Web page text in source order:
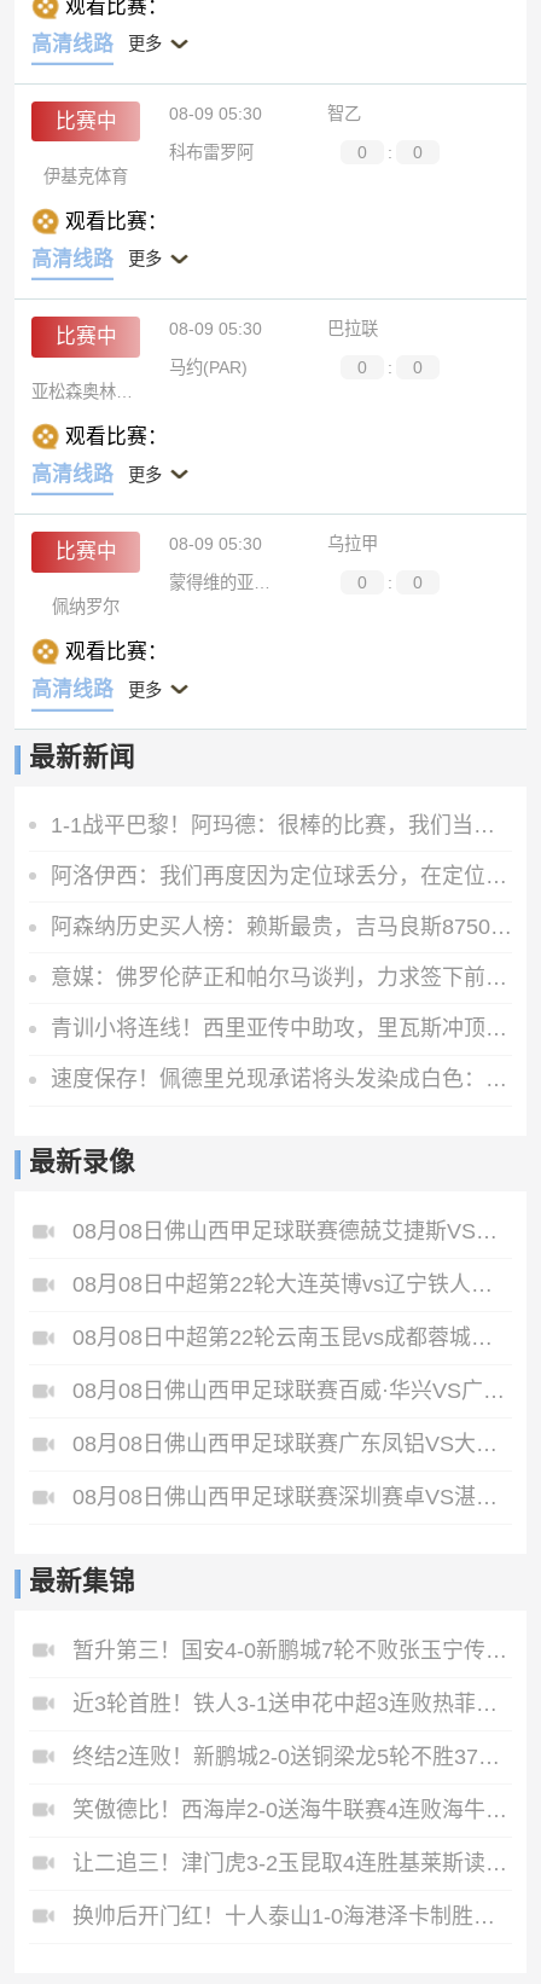
观看比赛：
高清线路
更多
比赛中 08-09 05:30
智乙
科布雷罗阿
0 :
0
伊基克体育
观看比赛：
高清线路
更多
比赛中 08-09 05:30
巴拉联
马约(PAR)
0 :
0
观看比赛：
高清线路
更多
比赛中 08-09 05:30
乌拉甲
0 :
0
佩纳罗尔
观看比赛：
高清线路
更多
最新新闻
1-1战平巴黎！阿玛德：很棒的比赛，我们当然知道巴黎有多强
阿洛伊西：我们再度因为定位球丢分，在定位球防守上犯了一些错误
阿森纳历史买人榜：赖斯最贵，吉马良斯8750万欧第二，佩佩第三
意媒：佛罗伦萨正和帕尔马谈判，力求签下前锋马特奥·佩莱格里诺
青训小将连线！西里亚传中助攻，里瓦斯冲顶破门，皇马1-0领先
速度保存！佩德里兑现承诺将头发染成白色：一小时后我就删帖
最新录像
08月08日佛山西甲足球联赛德兢艾捷斯VS白坭兴龙全场录像
08月08日中超第22轮大连英博vs辽宁铁人全场录像
08月08日中超第22轮云南玉昆vs成都蓉城全场录像
08月08日佛山西甲足球联赛百威·华兴VS广州苏雅蔚雨堂全场录像
08月08日佛山西甲足球联赛广东凤铝VS大塘控股全场录像
08月08日佛山西甲足球联赛深圳赛卓VS湛江热点·粤标售电全场录像
最新集锦
暂升第三！国安4-0新鹏城7轮不败张玉宁传射达万双响法比奥破门
近3轮首胜！铁人3-1送申花中超3连败热菲尼奥双响邦本宜裕传射
终结2连败！新鹏城2-0送铜梁龙5轮不胜37岁姜至鹏破门韦斯利建功
笑傲德比！西海岸2-0送海牛联赛4连败海牛仍垫底西海岸升至第二
让二追三！津门虎3-2玉昆取4连胜基莱斯读秒绝杀萨尔瓦多破门
换帅后开门红！十人泰山1-0海港泽卡制胜于金永扑点海港三球被吹